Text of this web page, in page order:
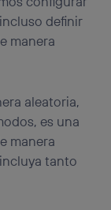
definir
manera
aleatoria,
es una
manera
tanto
internet, por
y
mismo
de las
del hogar
más
en la